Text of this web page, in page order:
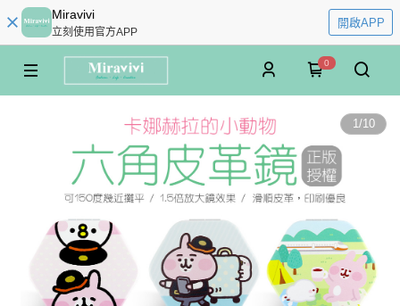
Miravivi
立刻使用官方APP
開啟APP
0
1/10